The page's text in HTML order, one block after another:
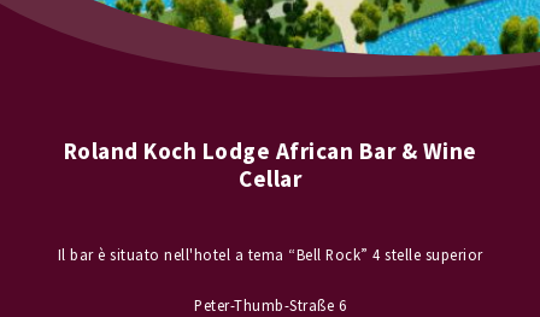
Roland Koch Lodge African Bar & Wine
Cellar
Il bar è situato nell'hotel a tema “Bell Rock” 4 stelle superior
Peter-Thumb-Straße 6